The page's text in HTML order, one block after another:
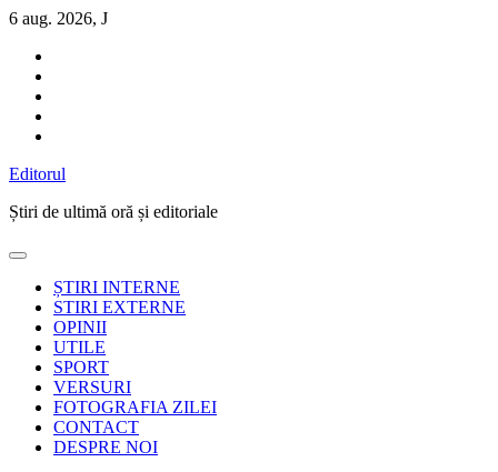
Sari
conținut
6 aug. 2026, J
Editorul
Știri de ultimă oră și editoriale
ȘTIRI INTERNE
STIRI EXTERNE
OPINII
UTILE
SPORT
VERSURI
FOTOGRAFIA ZILEI
CONTACT
DESPRE NOI